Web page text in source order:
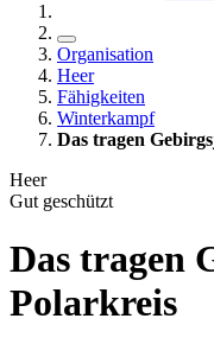
Organisation
Heer
Fähigkeiten
Winterkampf
Das tragen
Heer
Gut geschützt
Das tragen
Polarkreis